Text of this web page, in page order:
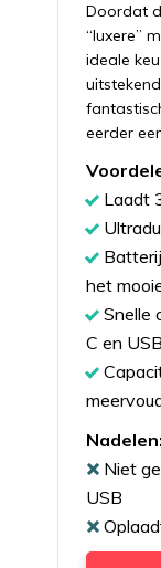
Doordat
“luxere”
ideale
eerder
Laadt
het
Snelle
C en
Nadelen:
Niet
USB